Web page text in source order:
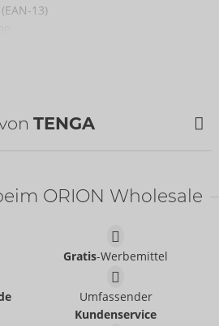
13)
TENGA
ORION Wholesale
Gratis-Werbemittel
Umfassender
Kundenservice